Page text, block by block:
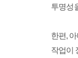
투명성
한편,
작업이